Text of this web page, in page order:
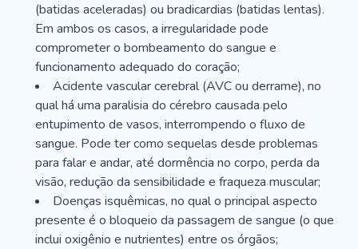
(batidas aceleradas) ou bradicardias (batidas lentas).
Em ambos os casos, a irregularidade pode
comprometer o bombeamento do sangue e
funcionamento adequado do coração;
Acidente vascular cerebral (AVC ou derrame), no
qual há uma paralisia do cérebro causada pelo
entupimento de vasos, interrompendo o fluxo de
sangue. Pode ter como sequelas desde problemas
para falar e andar, até dormência no corpo, perda da
visão, redução da sensibilidade e fraqueza muscular;
Doenças isquêmicas, no qual o principal aspecto
presente é o bloqueio da passagem de sangue (o que
inclui oxigênio e nutrientes) entre os órgãos;